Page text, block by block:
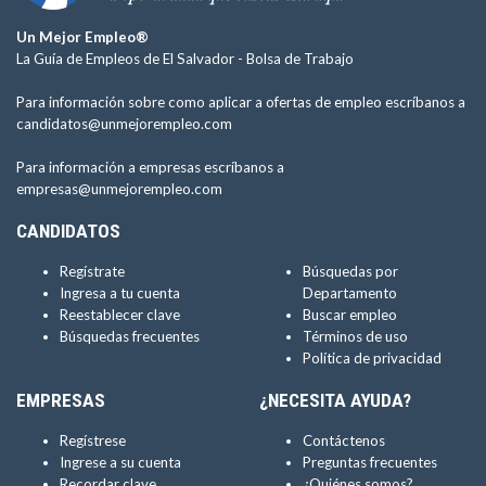
Un Mejor Empleo®
La Guía de Empleos de El Salvador - Bolsa de Trabajo
Para información sobre como aplicar a ofertas de empleo escríbanos a
candidatos@unmejorempleo.com
Para información a empresas escríbanos a
empresas@unmejorempleo.com
CANDIDATOS
Regístrate
Ingresa a tu cuenta
Reestablecer clave
Búsquedas frecuentes
Búsquedas por
Departamento
Buscar empleo
Términos de uso
Política de privacidad
EMPRESAS
Regístrese
Ingrese a su cuenta
¿NECESITA AYUDA?
Contáctenos
Preguntas frecuentes